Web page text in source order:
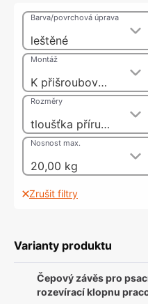
leštěné
Barva/povrchová úprava
K přišroubování
Montáž
tloušťka příruby 3 mm
Rozměry
20,00 kg
Nosnost max.
Zrušit filtry
Varianty produktu
Čepový závěs pro
rozevírací klopnu